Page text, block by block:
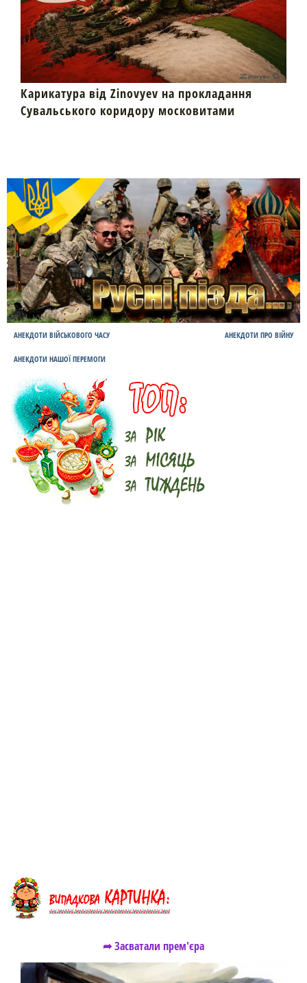
Карикатура від Zinovyev на прокладання
Сувальського коридору московитами
АНЕКДОТИ ВІЙСЬКОВОГО ЧАСУ АНЕКДОТИ ПРО ВІЙНУ
АНЕКДОТИ НАШОЇ ПЕРЕМОГИ
➦ Засватали прем'єра